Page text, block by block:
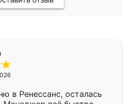
в Ренессанс, осталась